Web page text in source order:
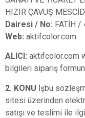
HIZIR ÇAVUŞ
Dairesi / No: FATİH /
Web: aktifcolor.com
ALICI: aktifcolor.com
bilgileri sipariş
2. KONU İşbu
sitesi üzerinden
satışı ve teslimi ile